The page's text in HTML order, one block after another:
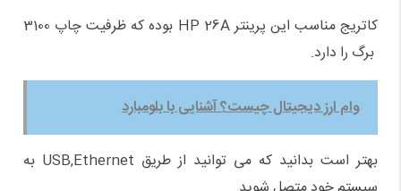
کاتریج مناسب این پرینتر HP 26A بوده که ظرفیت چاپ 3100
برگ را دارد.
وام ارز دیجیتال چیست؟ آشنایی با بلومبارد
بهتر است بدانید که می توانید از طریق USB,Ethernet به